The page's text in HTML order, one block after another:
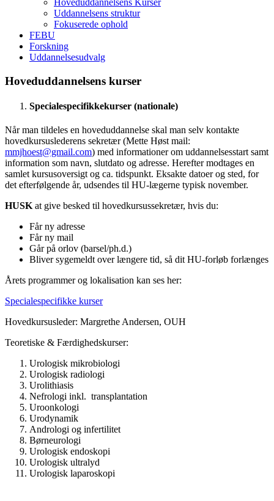
Hoveduddannelsens Kurser
Uddannelsens struktur
Fokuserede ophold
FEBU
Forskning
Uddannelsesudvalg
Hoveduddannelsens kurser
Specialespecifikkekurser (nationale)
Når man tildeles en hoveduddannelse skal man selv kontakte
hovedkursuslederens sekretær (Mette Høst mail:
mmjhoest@gmail.com) med informationer om uddannelsesstart samt
information som navn, slutdato og adresse. Herefter modtages en
samlet kursusoversigt og ca. tidspunkt. Eksakte datoer og sted, for
det efterfølgende år, udsendes til HU-lægerne typisk november.
HUSK at give besked til hovedkursussekretær, hvis du:
Får ny adresse
Får ny mail
Går på orlov (barsel/ph.d.)
Bliver sygemeldt over længere tid, så dit HU-forløb forlænges
Årets programmer og lokalisation kan ses her:
Specialespecifikke kurser
Hovedkursusleder: Margrethe Andersen, OUH
Teoretiske & Færdighedskurser:
Urologisk mikrobiologi
Urologisk radiologi
Urolithiasis
Nefrologi inkl. transplantation
Uroonkologi
Urodynamik
Andrologi og infertilitet
Børneurologi
Urologisk endoskopi
Urologisk ultralyd
Urologisk laparoskopi